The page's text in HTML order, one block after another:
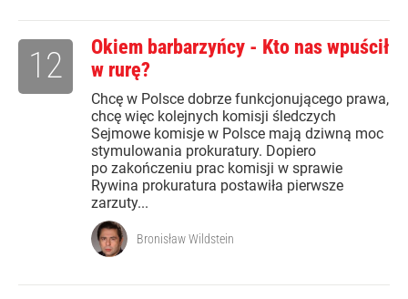
Okiem barbarzyńcy - Kto nas wpuścił
w rurę?
Chcę w Polsce dobrze funkcjonującego prawa,
chcę więc kolejnych komisji śledczych
Sejmowe komisje w Polsce mają dziwną moc
stymulowania prokuratury. Dopiero
po zakończeniu prac komisji w sprawie
Rywina prokuratura postawiła pierwsze
zarzuty...
12
Bronisław Wildstein